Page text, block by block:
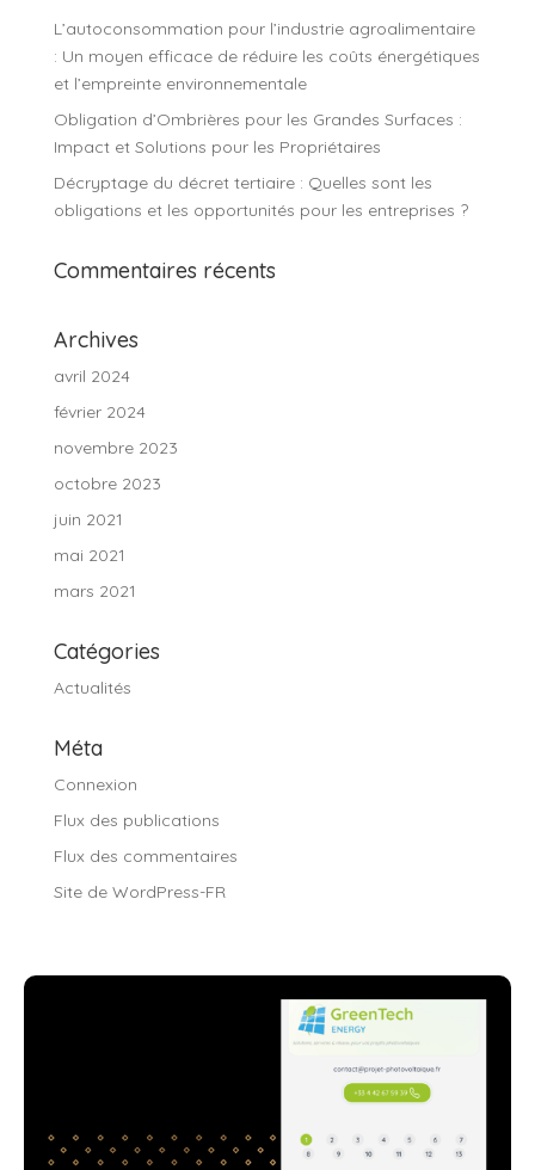
L’autoconsommation pour l’industrie agroalimentaire
: Un moyen efficace de réduire les coûts énergétiques
et l’empreinte environnementale
Obligation d’Ombrières pour les Grandes Surfaces :
Impact et Solutions pour les Propriétaires
Décryptage du décret tertiaire : Quelles sont les
obligations et les opportunités pour les entreprises ?
Commentaires récents
Archives
avril 2024
février 2024
novembre 2023
octobre 2023
juin 2021
mai 2021
mars 2021
Catégories
Actualités
Méta
Connexion
Flux des publications
Flux des commentaires
Site de WordPress-FR